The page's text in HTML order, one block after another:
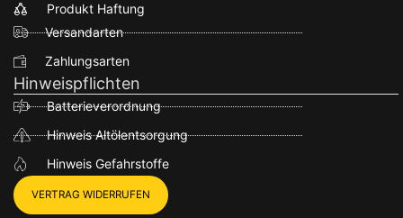
Produkt Haftung
Versandarten
Zahlungsarten
Hinweispflichten
Batterieverordnung
Hinweis Altölentsorgung
Hinweis Gefahrstoffe
VERTRAG WIDERRUFEN